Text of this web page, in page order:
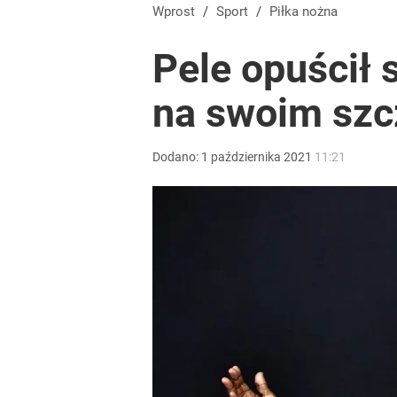
Polscy siatkarze utknęli w Chinach. Wiadomo, co
Wrze po roku Nawrockiego. „Największa hańba”
Wprost / Sport / Piłka nożna
Pele opuścił
na swoim
Dodano: 1 października 2021 11:21